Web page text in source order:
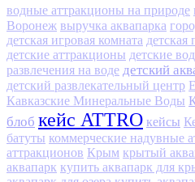
водные аттракционы на природе
Воронеж выручка аквапарка
детская игровая комната детская
детские аттракционы детские
развлечения на воде детский
детский развлекательный центр
Кавказские Минеральные Воды
блоб кейс ATTRO кейсы
батуты коммерческие надувные
аттракционов Крым крытый
аквапарк купить аквапарк для